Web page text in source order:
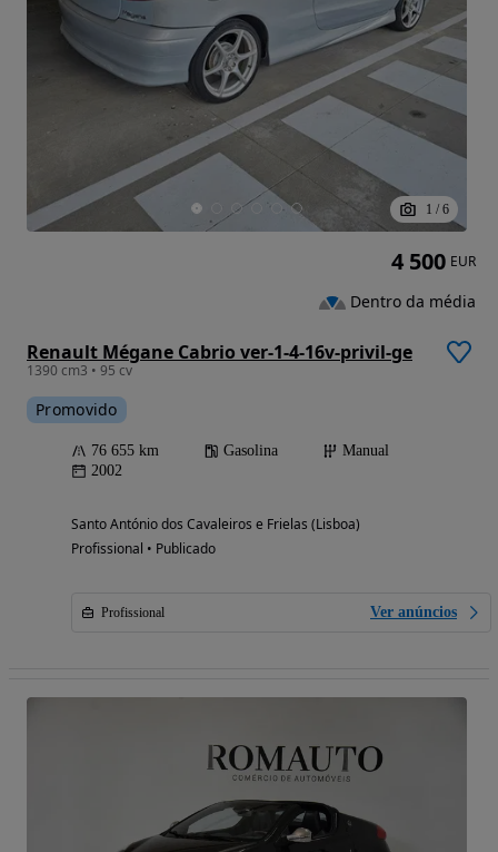
1 / 6
Renault Mégane Cabrio ver-1-4-16v-privil-ge
1390 cm3 • 95 cv
Promovido
76 655 km Gasolina
Manual
2002
Santo António dos Cavaleiros e Frielas (Lisboa)
Profissional • Publicado
Profissional Ver anúncios
4 500 EUR
Dentro da média